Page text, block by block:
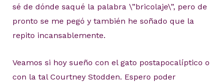
sé de dónde saqué la palabra \”bricolaje\”, pero de
pronto se me pegó y también he soñado que la
repito incansablemente.
Veamos si hoy sueño con el gato postapocalíptico o
con la tal Courtney Stodden. Espero poder